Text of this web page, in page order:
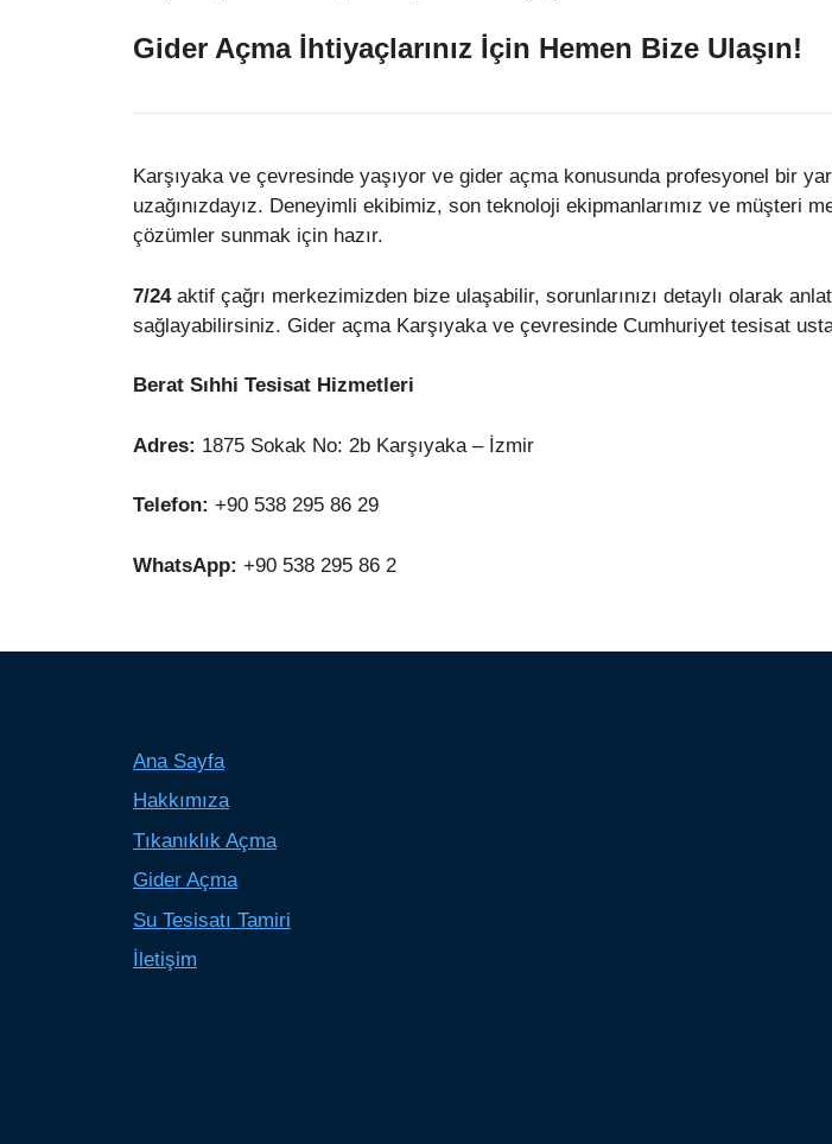
Gider Açma İhtiyaçlarınız İçin Hemen Bize Ulaşın!
Karşıyaka ve çevresinde yaşıyor ve gider açma konusunda profesyonel bir
uzağınızdayız. Deneyimli ekibimiz, son teknoloji ekipmanlarımız ve müşteri
çözümler sunmak için hazır.
7/24aktif çağrı merkezimizden bize ulaşabilir, sorunlarınızı detaylı olarak
sağlayabilirsiniz. Gider açma Karşıyaka ve çevresinde Cumhuriyet tesisat
Berat Sıhhi Tesisat Hizmetleri
Adres: 1875 Sokak No: 2b Karşıyaka – İzmir
Telefon: +90 538 295 86 29
WhatsApp: +90 538 295 86 2
Ana Sayfa
Hakkımıza
Tıkanıklık Açma
Gider Açma
Su Tesisatı Tamiri
İletişim